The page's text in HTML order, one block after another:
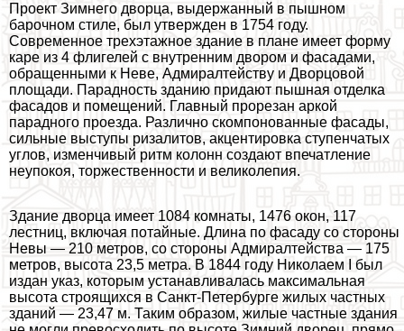
Проект Зимнего дворца, выдержанный в пышном
барочном стиле, был утвержден в 1754 году.
Современное трехэтажное здание в плане имеет форму
каре из 4 флигелей с внутренним двором и фасадами,
обращенными к Неве, Адмиралтейству и Дворцовой
площади. Парадность зданию придают пышная отделка
фасадов и помещений. Главный прорезан аркой
парадного проезда. Различно скомпонованные фасады,
сильные выступы ризалитов, акцентировка ступенчатых
углов, изменчивый ритм колонн создают впечатление
неупокоя, торжественности и великолепия.
Здание дворца имеет 1084 комнаты, 1476 окон, 117
лестниц, включая потайные. Длина по фасаду со стороны
Невы — 210 метров, со стороны Адмиралтейства — 175
метров, высота 23,5 метра. В 1844 году Николаем I был
издан указ, которым устанавливалась максимальная
высота строящихся в Санкт-Петербурге жилых частных
зданий — 23,47 м. Таким образом, жилые частные здания